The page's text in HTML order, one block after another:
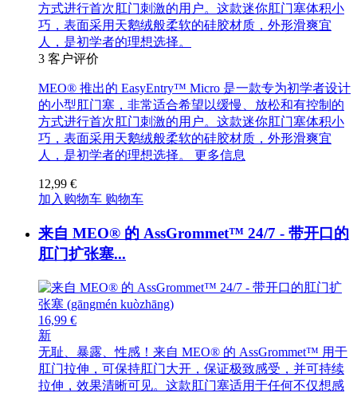
方式进行首次肛门刺激的用户。这款迷你肛门塞体积小
巧，表面采用天鹅绒般柔软的硅胶材质，外形滑爽宜
人，是初学者的理想选择。
3 客户评价
MEO® 推出的 EasyEntry™ Micro 是一款专为初学者设计
的小型肛门塞，非常适合希望以缓慢、放松和有控制的
方式进行首次肛门刺激的用户。这款迷你肛门塞体积小
巧，表面采用天鹅绒般柔软的硅胶材质，外形滑爽宜
人，是初学者的理想选择。 更多信息
12,99 €
加入购物车 购物车
来自 MEO® 的 AssGrommet™ 24/7 - 带开口的
肛门扩张塞...
16,99 €
新
无耻、暴露、性感！来自 MEO® 的 AssGrommet™ 用于
肛门拉伸，可保持肛门大开，保证极致感受，并可持续
拉伸，效果清晰可见。这款肛门塞适用于任何不仅想感